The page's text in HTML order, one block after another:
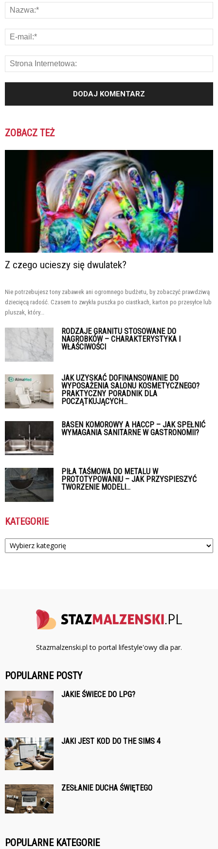
ZOBACZ TEŻ
Z czego ucieszy się dwulatek?
Nie potrzebujesz tony zabawek ani ogromnego budżetu, by zobaczyć prawdziwą
dziecięcą radość. Czasem to zwykła puszka po ciastkach, karton po przesyłce lub
pluszak, który...
RODZAJE GRANITU STOSOWANE DO
NAGROBKÓW – CHARAKTERYSTYKA I
WŁAŚCIWOŚCI
JAK UZYSKAĆ DOFINANSOWANIE DO
WYPOSAŻENIA SALONU KOSMETYCZNEGO?
PRAKTYCZNY PORADNIK DLA
POCZĄTKUJĄCYCH...
BASEN KOMOROWY A HACCP – JAK SPEŁNIĆ
WYMAGANIA SANITARNE W GASTRONOMII?
PIŁA TAŚMOWA DO METALU W
PROTOTYPOWANIU – JAK PRZYSPIESZYĆ
TWORZENIE MODELI...
KATEGORIE
Kategorie
Stazmalzenski.pl to portal lifestyle'owy dla par.
POPULARNE POSTY
JAKIE ŚWIECE DO LPG?
JAKI JEST KOD DO THE SIMS 4
ZESŁANIE DUCHA ŚWIĘTEGO
POPULARNE KATEGORIE